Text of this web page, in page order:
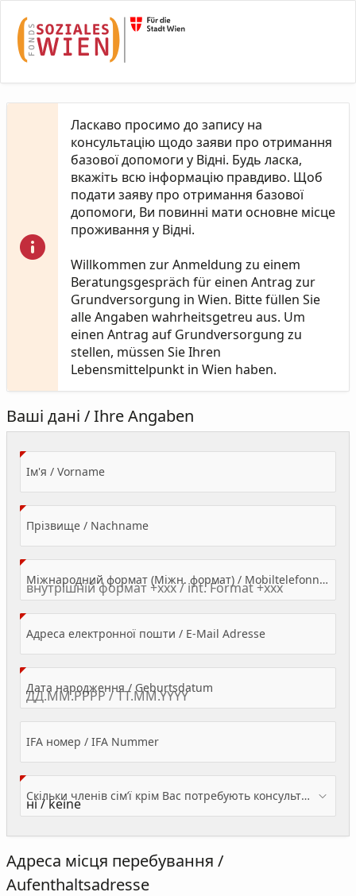
Ласкаво просимо до запису на
консультацію щодо заяви про отримання
базової допомоги у Відні. Будь ласка,
вкажіть всю інформацію правдиво. Щоб
подати заяву про отримання базової
допомоги, Ви повинні мати основне місце
проживання у Відні.
Willkommen zur Anmeldung zu einem
Beratungsgespräch für einen Antrag zur
Grundversorgung in Wien. Bitte füllen Sie
alle Angaben wahrheitsgetreu aus. Um
einen Antrag auf Grundversorgung zu
stellen, müssen Sie Ihren
Lebensmittelpunkt in Wien haben.
Ваші дані / Ihre Angaben
Ім'я / Vorname(Value Required)
Прізвище / Nachname(Value Required)
Міжнародний формат (Міжн. формат) / Mobiltelefonnummer
Адреса електронної пошти / E-Mail Adresse(Value Required)
Дата народження / Geburtsdatum
IFA номер / IFA Nummer
Скільки членів сім’ї крім Вас потребують консультації? / Wieviele Familienmitglieder brauchen Beratung - zusätzlich zu Ihnen?
Адреса місця перебування /
Aufenthaltsadresse